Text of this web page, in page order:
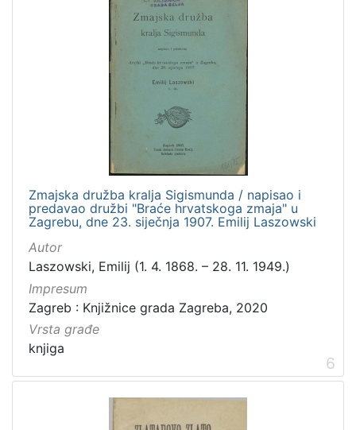
Zmajska družba kralja Sigismunda / napisao i
predavao družbi "Braće hrvatskoga zmaja" u
Zagrebu, dne 23. siječnja 1907. Emilij Laszowski
Autor
Laszowski, Emilij (1. 4. 1868. – 28. 11. 1949.)
Impresum
Zagreb : Knjižnice grada Zagreba, 2020
Vrsta građe
knjiga
6